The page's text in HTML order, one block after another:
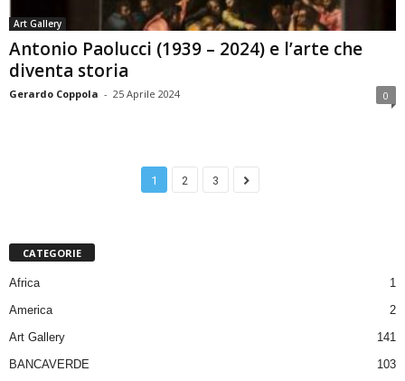
Art Gallery
Antonio Paolucci (1939 – 2024) e l’arte che
diventa storia
Gerardo Coppola - 25 Aprile 2024 0
1 2 3
CATEGORIE
Africa
1
America
2
Art Gallery
141
BANCAVERDE
103